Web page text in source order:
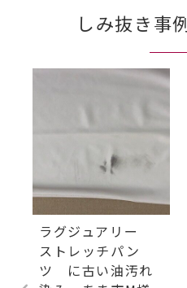
しみ抜き事
ラグジュアリー
ストレッチパン
ツ に古い油汚れ